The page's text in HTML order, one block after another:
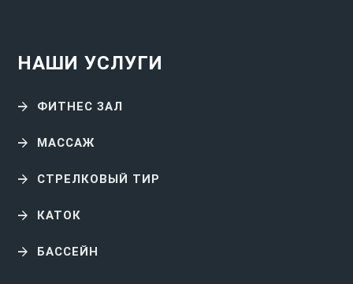
НАШИ УСЛУГИ
ФИТНЕС ЗАЛ
МАССАЖ
СТРЕЛКОВЫЙ ТИР
КАТОК
БАССЕЙН